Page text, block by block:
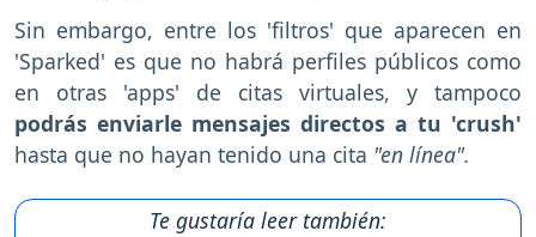
Sin embargo, entre los 'filtros' que aparecen en
'Sparked' es que no habrá perfiles públicos como
en otras 'apps' de citas virtuales, y tampoco
podrás enviarle mensajes directos a tu 'crush'
hasta que no hayan tenido una cita "en línea".
Te gustaría leer también: